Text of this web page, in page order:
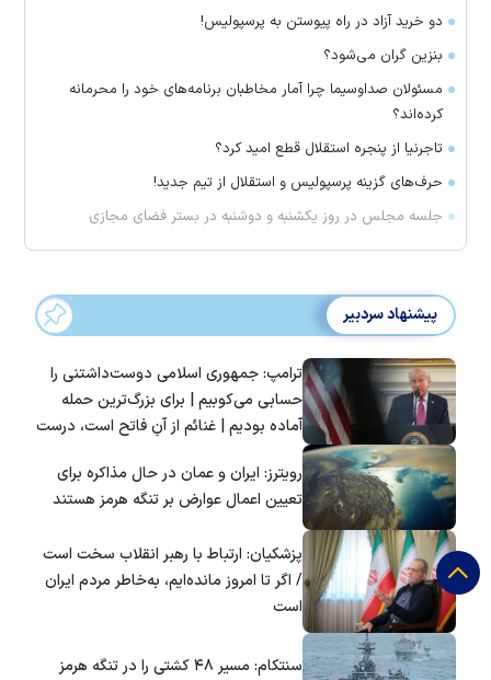
دو خرید آزاد در راه پیوستن به پرسپولیس!
بنزین گران می‌شود؟
مسئولان صداوسیما چرا آمار مخاطبان برنامه‌های خود را محرمانه
کرده‌اند؟
تاجرنیا از پنجره استقلال قطع امید کرد؟
حرف‌های گزینه پرسپولیس و استقلال از تیم جدید!
جلسه مجلس در روز یکشنبه و دوشنبه در بستر فضای مجازی
پیشنهاد سردبیر
ترامپ: جمهوری اسلامی دوست‌داشتنی را
حسابی می‌کوبیم | برای بزرگ‌ترین حمله
آماده بودیم | غنائم از آنِ فاتح است، درست
رویترز: ایران و عمان در حال مذاکره برای
تعیین اعمال عوارض بر تنگه هرمز هستند
پزشکیان: ارتباط با رهبر انقلاب سخت است
/ اگر تا امروز مانده‌ایم، به‌خاطر مردم ایران
است
سنتکام: مسیر ۴۸ کشتی را در تنگه هرمز